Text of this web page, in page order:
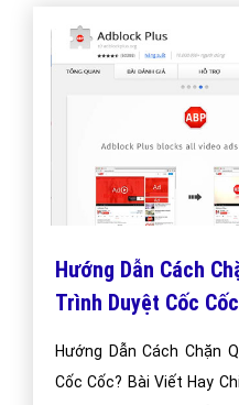
Hướng Dẫn Cách
Trình Duyệt Cốc
Hướng Dẫn Cách Chặn
Cốc Cốc? Bài Viết Hay